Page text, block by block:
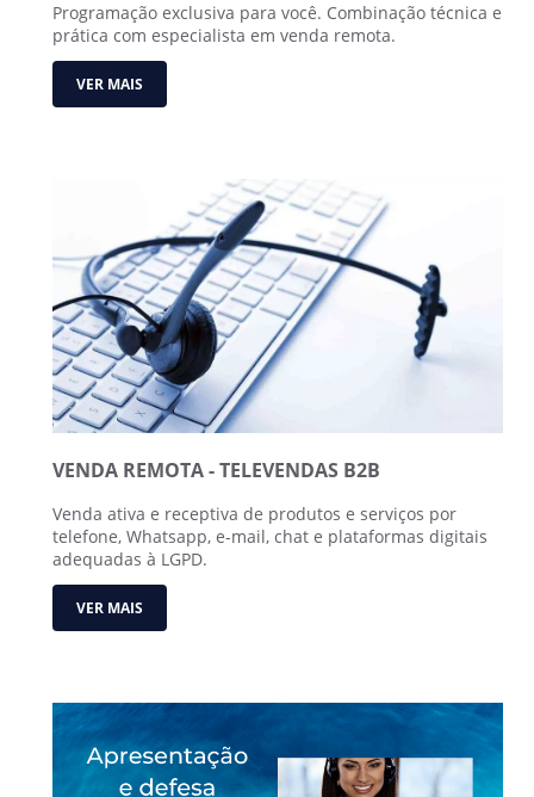
Programação exclusiva para você. Combinação técnica e
prática com especialista em venda remota.
VER MAIS
VENDA REMOTA - TELEVENDAS B2B
Venda ativa e receptiva de produtos e serviços por
telefone, Whatsapp, e-mail, chat e plataformas digitais
adequadas à LGPD.
VER MAIS